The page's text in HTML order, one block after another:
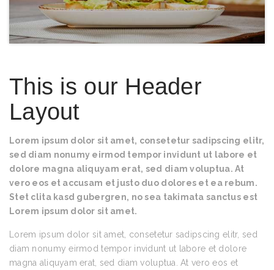
This is our Header
Layout
Lorem ipsum dolor sit amet, consetetur sadipscing elitr,
sed diam nonumy eirmod tempor invidunt ut labore et
dolore magna aliquyam erat, sed diam voluptua. At
vero eos et accusam et justo duo dolores et ea rebum.
Stet clita kasd gubergren, no sea takimata sanctus est
Lorem ipsum dolor sit amet.
Lorem ipsum dolor sit amet, consetetur sadipscing elitr, sed
diam nonumy eirmod tempor invidunt ut labore et dolore
magna aliquyam erat, sed diam voluptua. At vero eos et